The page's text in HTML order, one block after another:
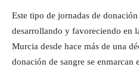
Este tipo de jornadas de
desarrollando y favoreciendo en
Murcia desde hace más de una
donación de sangre se enmarcan